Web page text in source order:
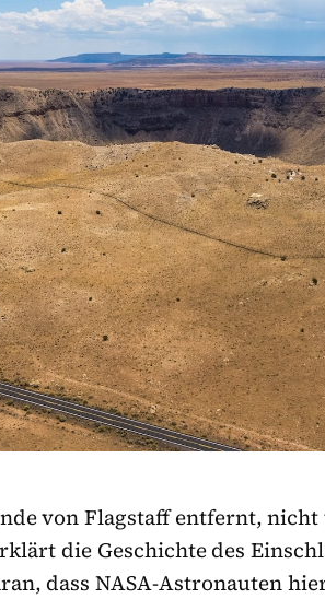
von Flagstaff entfernt,
die Geschichte des
dass NASA-Astronauten